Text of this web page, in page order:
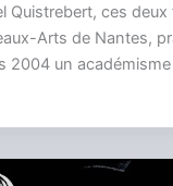
Quistrebert, ces deux
Arts de Nantes,
2004 un